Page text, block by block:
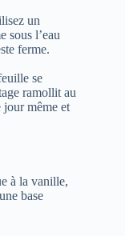
un
sous l’eau
ferme.
se
ramollit au
jour même et
à la vanille,
base